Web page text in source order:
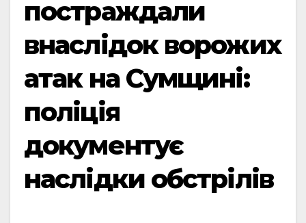
постраждали
внаслідок ворожих
атак на Сумщині:
поліція
документує
наслідки обстрілів